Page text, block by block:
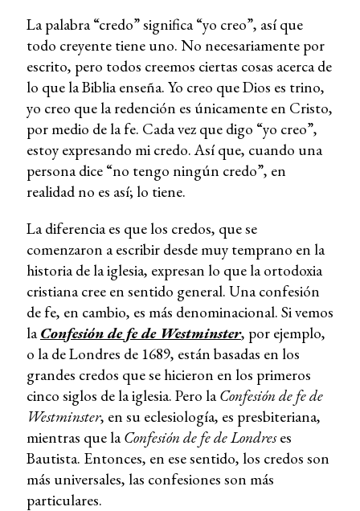
La palabra “credo” significa “yo creo”, así que
todo creyente tiene uno. No necesariamente por
escrito, pero todos creemos ciertas cosas acerca de
lo que la Biblia enseña. Yo creo que Dios es trino,
yo creo que la redención es únicamente en Cristo,
por medio de la fe. Cada vez que digo “yo creo”,
estoy expresando mi credo. Así que, cuando una
persona dice “no tengo ningún credo”, en
realidad no es así; lo tiene.
La diferencia es que los credos, que se
comenzaron a escribir desde muy temprano en la
historia de la iglesia, expresan lo que la ortodoxia
cristiana cree en sentido general. Una confesión
de fe, en cambio, es más denominacional. Si vemos
la Confesión de fe de Westminster, por ejemplo,
o la de Londres de 1689, están basadas en los
grandes credos que se hicieron en los primeros
cinco siglos de la iglesia. Pero laConfesión de fe de
Westminster, en su eclesiología, es presbiteriana,
mientras que la Confesión de fe de Londreses
Bautista. Entonces, en ese sentido, los credos son
más universales, las confesiones son más
particulares.